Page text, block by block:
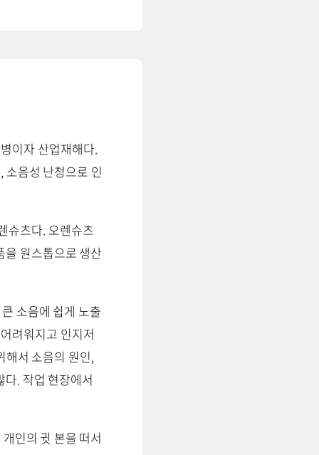
이자 산업재해다.
소음성 난청으로 인
슈츠다. 오렌슈츠
을 원스톱으로 생산
소음에 쉽게 노출
려워지고 인지저
해서 소음의 원인,
. 작업 현장에서
인의 귓 본을 떠서